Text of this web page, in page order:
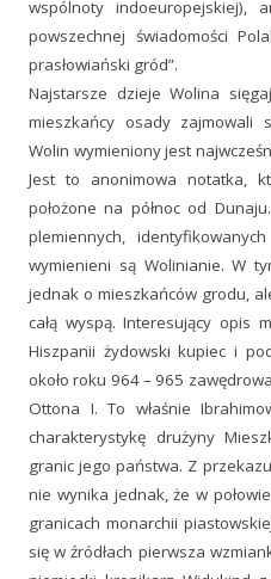
wspólnoty
powszechnej świadomości
prasłowiański gród”.
Najstarsze dzieje Wolina
mieszkańcy osady zajmowali
Wolin wymieniony jest
Jest to anonimowa notatka,
położone na północ od
plemiennych,
wymienieni są Wolinianie. W
jednak o mieszkańców grodu,
całą wyspą. Interesujący opis
Hiszpanii żydowski kupiec i
około roku 964 – 965
Ottona I. To właśnie
charakterystykę drużyny
granic jego państwa. Z
nie wynika jednak, że w
granicach monarchii
się w źródłach pierwsza